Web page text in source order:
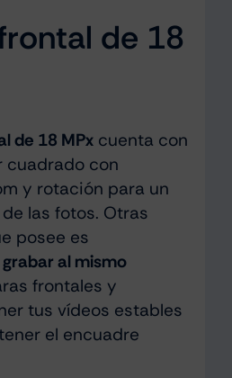
de 18
de 18 MPxcuenta con
cuadrado con
y rotación para un
las fotos. Otras
posee es
al mismo
frontales y
tus vídeos estables
el encuadre